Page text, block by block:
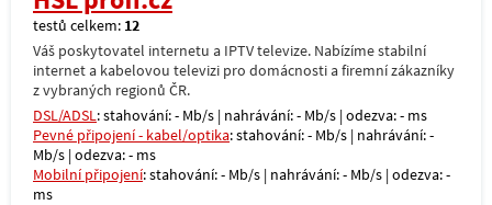
testů celkem: 12
Váš poskytovatel internetu a IPTV televize. Nabízíme stabilní
internet a kabelovou televizi pro domácnosti a firemní zákazníky
z vybraných regionů ČR.
DSL/ADSL: stahování: - Mb/s | nahrávání: - Mb/s | odezva: - ms
Pevné připojení - kabel/optika: stahování: - Mb/s | nahrávání: -
Mb/s | odezva: - ms
Mobilní připojení: stahování: - Mb/s | nahrávání: - Mb/s | odezva: -
ms